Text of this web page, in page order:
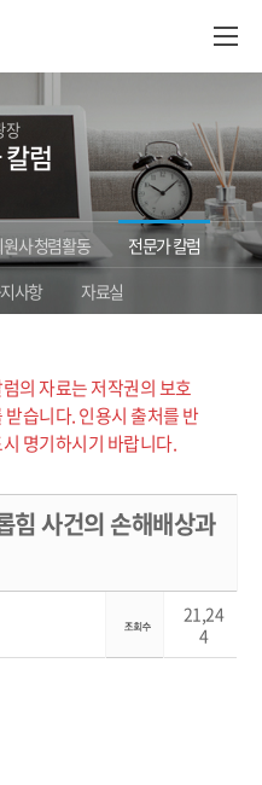
장
럼
원사 청렴활동
전문가 칼럼
사항 자료실
의 자료는 저작권의 보호
받습니다. 인용시 출처를 반
명기하시기 바랍니다.
힘 사건의 손해배상과
21,24
4